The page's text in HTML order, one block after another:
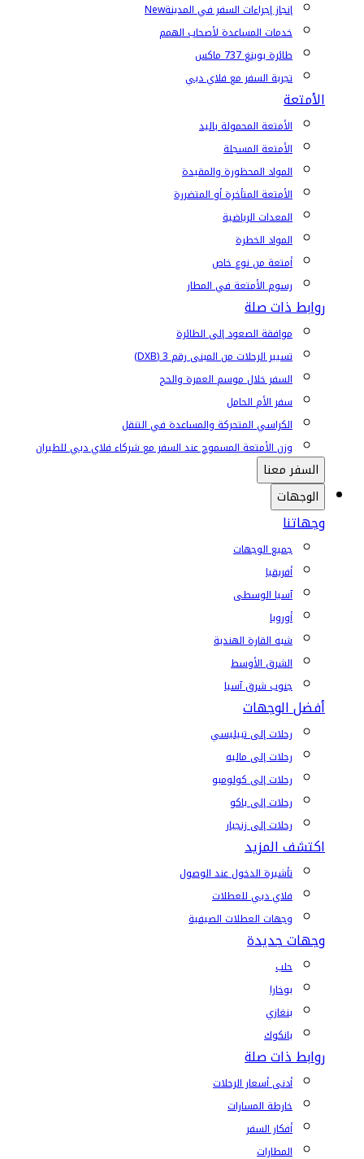
إنجاز إجراءات السفر في المدينةNew
خدمات المساعدة لأصحاب الهمم
طائرة بوينغ 737 ماكس
تجربة السفر مع فلاي دبي
الأمتعة
الأمتعة المحمولة باليد
الأمتعة المسجلة
المواد المحظورة والمقيدة
الأمتعة المتأخرة أو المتضررة
المعدات الرياضية
المواد الخطرة
أمتعة من نوع خاص
رسوم الأمتعة في المطار
روابط ذات صلة
موافقة الصعود إلى الطائرة
تسيير الرحلات من المبنى رقم 3 (DXB)
السفر خلال موسم العمرة والحج
سفر الأم الحامل
الكراسي المتحركة والمساعدة في التنقل
وزن الأمتعة المسموح عند السفر مع شركاء فلاي دبي للطيران
السفر معنا
الوجهات
وجهاتنا
جميع الوجهات
أفريقيا
آسيا الوسطى
أوروبا
شبه القارة الهندية
الشرق الأوسط
جنوب شرق آسيا
أفضل الوجهات
رحلات إلى تبيليسي
رحلات إلى ماليه
رحلات إلى كولومبو
رحلات إلى باكو
رحلات إلى زنجبار
اكتشف المزيد
تأشيرة الدخول عند الوصول
فلاي دبي للعطلات
وجهات العطلات الصيفية
وجهات جديدة
حلب
بوخارا
بنغازي
بانكوك
روابط ذات صلة
أدنى أسعار الرحلات
خارطة المسارات
أفكار السفر
المطارات